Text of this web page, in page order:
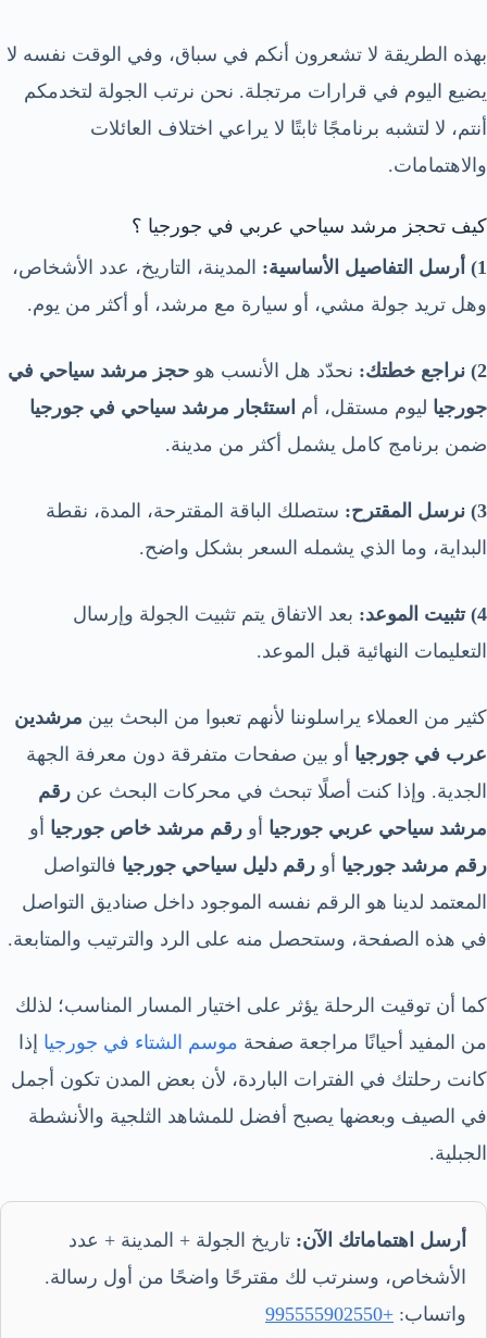
بهذه الطريقة لا تشعرون أنكم في سباق، وفي الوقت نفسه لا
يضيع اليوم في قرارات مرتجلة. نحن نرتب الجولة لتخدمكم
أنتم، لا لتشبه برنامجًا ثابتًا لا يراعي اختلاف العائلات
والاهتمامات.
كيف تحجز مرشد سياحي عربي في جورجيا ؟
1) أرسل التفاصيل الأساسية:
المدينة، التاريخ، عدد الأشخاص،
وهل تريد جولة مشي، أو سيارة مع مرشد، أو أكثر من يوم.
2) نراجع خطتك: نحدّد هل الأنسب هو حجز مرشد سياحي في
جورجيا ليوم مستقل، أم استئجار مرشد سياحي في جورجيا
ضمن برنامج كامل يشمل أكثر من مدينة.
3) نرسل المقترح:
ستصلك الباقة المقترحة، المدة، نقطة
البداية، وما الذي يشمله السعر بشكل واضح.
4) تثبيت الموعد:
بعد الاتفاق يتم تثبيت الجولة وإرسال
التعليمات النهائية قبل الموعد.
كثير من العملاء يراسلوننا لأنهم تعبوا من البحث بين مرشدين
عرب في جورجيا أو بين صفحات متفرقة دون معرفة الجهة
الجدية. وإذا كنت أصلًا تبحث في محركات البحث عن رقم
مرشد سياحي عربي جورجيا أو رقم مرشد خاص جورجيا أو
رقم مرشد جورجيا أو رقم دليل سياحي جورجيا فالتواصل
المعتمد لدينا هو الرقم نفسه الموجود داخل صناديق التواصل
في هذه الصفحة، وستحصل منه على الرد والترتيب والمتابعة.
كما أن توقيت الرحلة يؤثر على اختيار المسار المناسب؛ لذلك
من المفيد أحيانًا مراجعة صفحة موسم الشتاء في جورجيا إذا
كانت رحلتك في الفترات الباردة، لأن بعض المدن تكون أجمل
في الصيف وبعضها يصبح أفضل للمشاهد الثلجية والأنشطة
الجبلية.
أرسل اهتماماتك الآن: تاريخ الجولة + المدينة + عدد
الأشخاص، وسنرتب لك مقترحًا واضحًا من أول رسالة.
واتساب: +995555902550